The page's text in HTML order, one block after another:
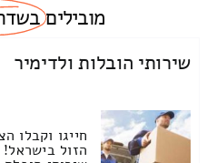
מובילים
שירותי הובלות ולדימיר
חייגו וקבלו
הזול בישראל!